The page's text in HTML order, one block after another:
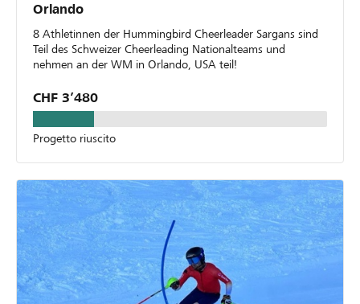
Orlando
8 Athletinnen der Hummingbird Cheerleader Sargans sind
Teil des Schweizer Cheerleading Nationalteams und
nehmen an der WM in Orlando, USA teil!
CHF 3’480
Progetto riuscito